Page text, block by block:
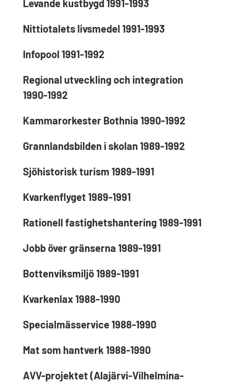
Levande kustbygd 1991-1993
Nittiotalets livsmedel 1991-1993
Infopool 1991-1992
Regional utveckling och integration
1990-1992
Kammarorkester Bothnia 1990-1992
Grannlandsbilden i skolan 1989-1992
Sjöhistorisk turism 1989-1991
Kvarkenflyget 1989-1991
Rationell fastighetshantering 1989-1991
Jobb över gränserna 1989-1991
Bottenviksmiljö 1989-1991
Kvarkenlax 1988-1990
Specialmässervice 1988-1990
Mat som hantverk 1988-1990
AVV-projektet (Alajärvi-Vilhelmina-